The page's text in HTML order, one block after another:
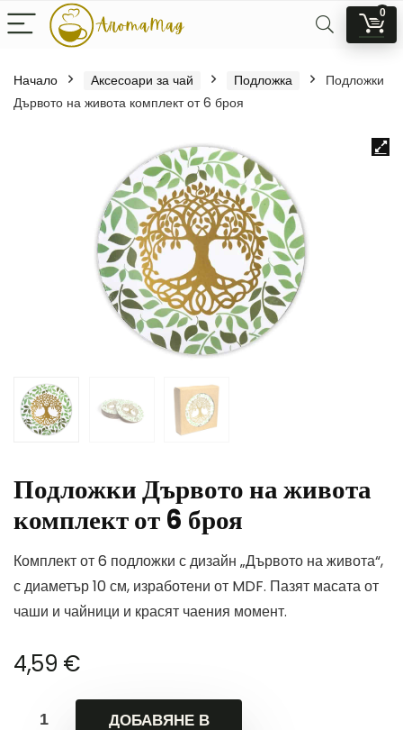
0
Начало Аксесоари за чай Подложка
Подложки
Дървото на живота комплект от 6 броя
Подложки Дървото на живота
комплект от 6 броя
Комплект от 6 подложки с дизайн „Дървото на живота“,
с диаметър 10 см, изработени от MDF. Пазят масата от
чаши и чайници и красят чаения момент.
4,59 €
ДОБАВЯНЕ В